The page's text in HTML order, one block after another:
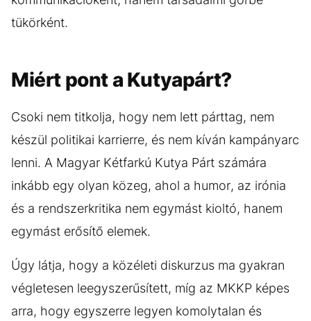
tükörként.
Miért pont a Kutyapárt?
Csoki nem titkolja, hogy nem lett párttag, nem
készül politikai karrierre, és nem kíván kampányarc
lenni. A Magyar Kétfarkú Kutya Párt számára
inkább egy olyan közeg, ahol a humor, az irónia
és a rendszerkritika nem egymást kioltó, hanem
egymást erősítő elemek.
Úgy látja, hogy a közéleti diskurzus ma gyakran
végletesen leegyszerűsített, míg az MKKP képes
arra, hogy egyszerre legyen komolytalan és